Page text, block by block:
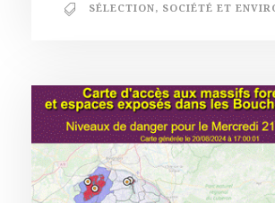
SÉLECTION, SOCIÉTÉ ET